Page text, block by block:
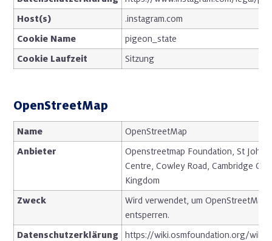
Host(s) .instagram.com
Cookie Name pigeon_state
Cookie Laufzeit Sitzung
OpenStreetMap
Name OpenStreetMap
Anbieter
Openstreetmap Foundation, St
Centre, Cowley Road, Cambridge
Kingdom
Zweck
Wird verwendet, um
entsperren.
Datenschutzerklärung https://wiki.osmfoundation.org/wiki/